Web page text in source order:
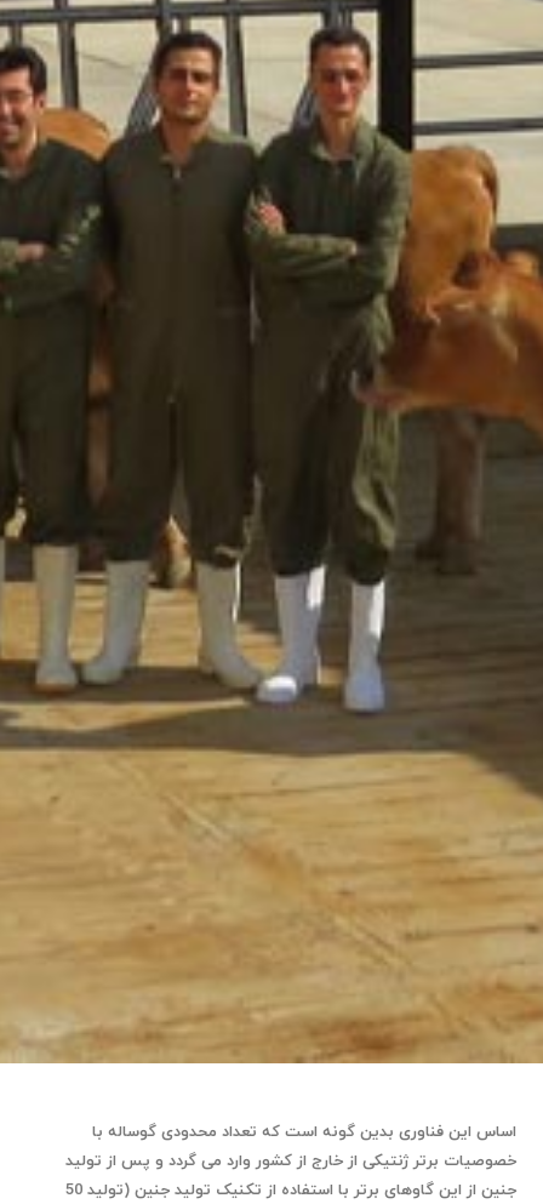
اساس این فناوری بدین گونه است که تعداد محدودی گوساله با
خصوصیات برتر ژنتیکی از خارج از کشور وارد می گردد و پس از تولید
جنین از این گاوهای برتر با استفاده از تکنیک تولید جنین (تولید 50